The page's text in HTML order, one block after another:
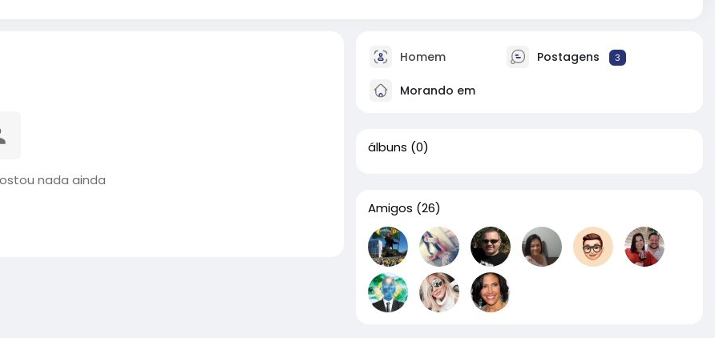
nada ainda
Homem Postagens 3
Morando em
álbuns (0)
Amigos (26)